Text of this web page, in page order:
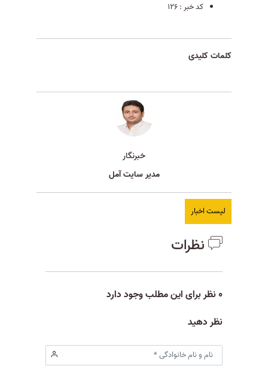
کد خبر :126
کلمات کلیدی
خبرنگار
مدیر سایت آمل
لیست اخبار
نظرات
0 نظر برای این مطلب وجود دارد
نظر دهید